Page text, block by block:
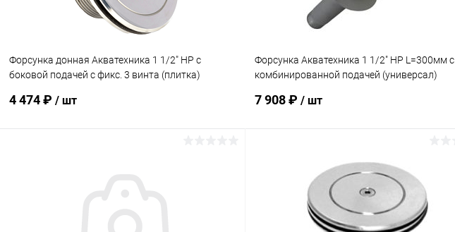
Форсунка донная Акватехника 1 1/2" НР с
боковой подачей с фикс. 3 винта (плитка)
4 474 ₽ / шт
Форсунка Акватехника 1 1/2" НР L=300мм с
комбинированной подачей (универсал)
7 908 ₽ / шт
К сравнению Под заказ